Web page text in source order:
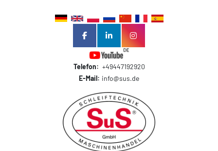
Telefon: +49447192920
E-Mail: info@sus.de
facebooklinkedininstagram